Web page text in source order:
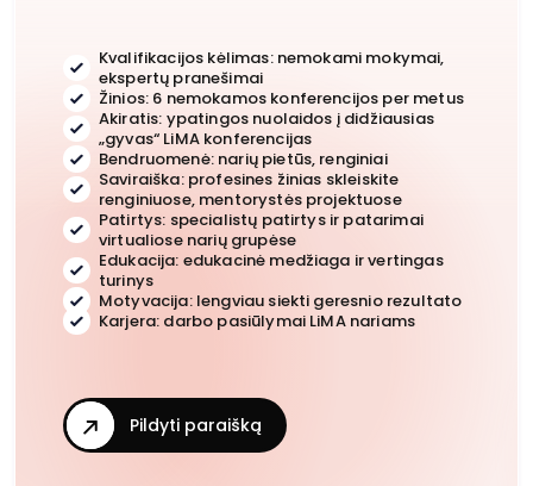
Kvalifikacijos kėlimas: nemokami mokymai,
ekspertų pranešimai
Žinios: 6 nemokamos konferencijos per metus
Akiratis: ypatingos nuolaidos į didžiausias
„gyvas“ LiMA konferencijas
Bendruomenė: narių pietūs, renginiai
Saviraiška: profesines žinias skleiskite
renginiuose, mentorystės projektuose
Patirtys: specialistų patirtys ir patarimai
virtualiose narių grupėse
Edukacija: edukacinė medžiaga ir vertingas
turinys
Motyvacija: lengviau siekti geresnio rezultato
Karjera: darbo pasiūlymai LiMA nariams
Pildyti paraišką